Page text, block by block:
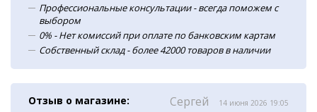
Профессиональные консультации - всегда поможем с
выбором
0% - Нет комиссий при оплате по банковским картам
Собственный склад - более 42000 товаров в наличии
Отзыв о магазине: Сергей 14 июня 2026 19:05